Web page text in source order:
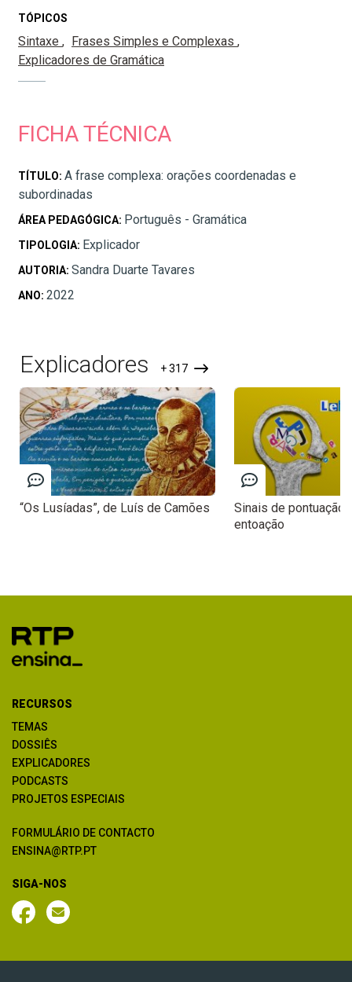
TÓPICOS
Sintaxe
Frases Simples e Complexas
Explicadores de Gramática
FICHA TÉCNICA
TÍTULO: A frase complexa: orações coordenadas e
subordinadas
ÁREA PEDAGÓGICA: Português - Gramática
TIPOLOGIA: Explicador
AUTORIA: Sandra Duarte Tavares
ANO: 2022
Explicadores + 317
“Os Lusíadas”, de Luís de Camões
Sinais de pontuação
entoação
RECURSOS
TEMAS
DOSSIÊS
EXPLICADORES
PODCASTS
PROJETOS ESPECIAIS
FORMULÁRIO DE CONTACTO
ENSINA@RTP.PT
SIGA-NOS